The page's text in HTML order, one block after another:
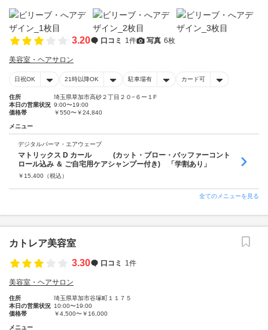
3.20 口コミ 1件 写真 6枚
美容室・ヘアサロン
日祝OK 21時以降OK 駐車場有 カード可
住所
埼玉県草加市高砂２丁目２０−６ー１F
本日の営業状況 9:00〜19:00
価格帯
￥550〜￥24,840
メニュー
デジタルパーマ・エアウェーブ
マトリックス D カール (カット・ブロー・バッファーコント
ロール込み ＆ ご自宅用ケアシャンプー付き) 「学割あり」
￥ 15,400 （税込）
全てのメニューを見る
カトレア美容室
3.30
口コミ 1件
美容室・ヘアサロン
住所
埼玉県草加市谷塚町１１７５
本日の営業状況 10:00〜19:00
価格帯
￥4,500〜￥16,000
メニュー